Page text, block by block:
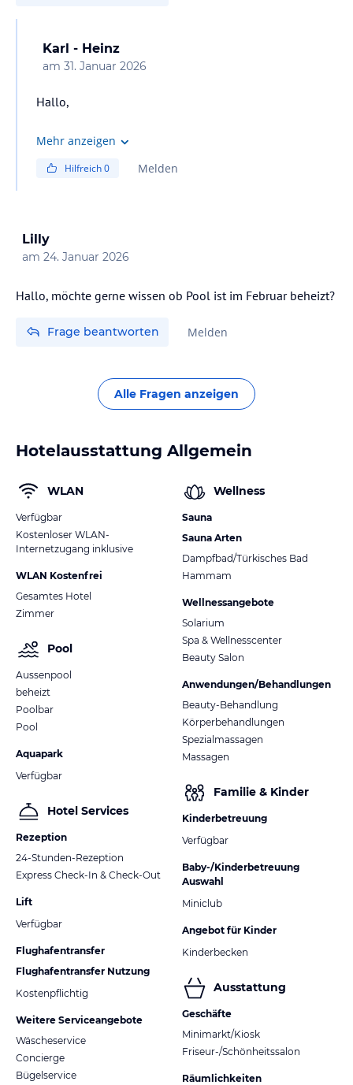
Karl - Heinz
am 31. Januar 2026
Hallo,
Du bist mitten an der Strandpromenade, dort hast Du
Auswahl. Im Hotel war Abends auch nicht viel los, dafür
Mehr anzeigen
Hilfreich0 Melden
Lilly
am 24. Januar 2026
Hallo, möchte gerne wissen ob Pool ist im Februar beheizt?
Frage beantworten Melden
Alle Fragen anzeigen
Hotelausstattung Allgemein
WLAN
Verfügbar
Kostenloser WLAN-
Internetzugang inklusive
WLAN Kostenfrei
Gesamtes Hotel
Zimmer
Pool
Aussenpool
beheizt
Poolbar
Pool
Aquapark
Verfügbar
Hotel Services
Rezeption
24-Stunden-Rezeption
Express Check-In & Check-Out
Lift
Verfügbar
Flughafentransfer
Flughafentransfer Nutzung
Kostenpflichtig
Weitere Serviceangebote
Wäscheservice
Concierge
Bügelservice
Wellness
Sauna
Sauna Arten
Dampfbad/Türkisches Bad
Hammam
Wellnessangebote
Solarium
Spa & Wellnesscenter
Beauty Salon
Anwendungen/Behandlungen
Beauty-Behandlung
Körperbehandlungen
Spezialmassagen
Massagen
Familie & Kinder
Kinderbetreuung
Verfügbar
Baby-/Kinderbetreuung
Auswahl
Miniclub
Angebot für Kinder
Kinderbecken
Ausstattung
Geschäfte
Minimarkt/Kiosk
Friseur-/Schönheitssalon
Räumlichkeiten